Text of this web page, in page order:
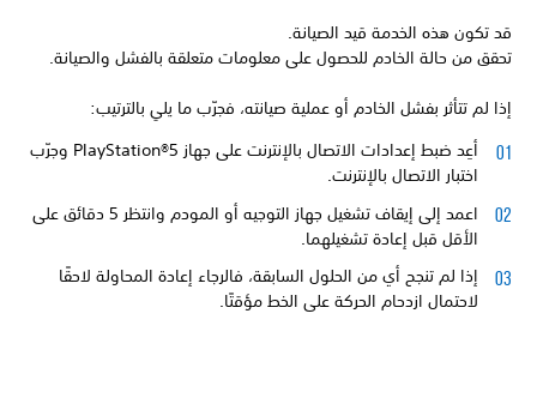
قد تكون هذه الخدمة قيد الصيانة.
تحقق من حالة الخادم للحصول على معلومات متعلقة بالفشل والصيانة.
إذا لم تتأثر بفشل الخادم أو عملية صيانته، فجرّب ما يلي بالترتيب:
أعِد ضبط إعدادات الاتصال بالإنترنت على جهاز PlayStation®5 وجرّب
اختبار الاتصال بالإنترنت.
اعمد إلى إيقاف تشغيل جهاز التوجيه أو المودم وانتظر 5 دقائق على
الأقل قبل إعادة تشغيلهما.
إذا لم تنجح أي من الحلول السابقة، فالرجاء إعادة المحاولة لاحقًا
لاحتمال ازدحام الحركة على الخط مؤقتًا.